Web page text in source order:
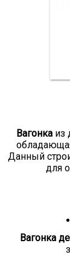
Вагонка из
Данный
для
Вагонка